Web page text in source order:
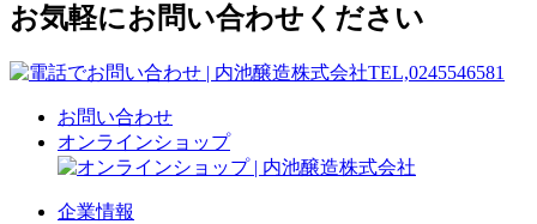
お気軽にお問い合わせください
お問い合わせ
オンラインショップ
企業情報